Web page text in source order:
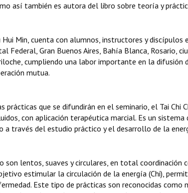
así también es autora del libro sobre teoría y
Hui Min, cuenta con alumnos, instructores y
Federal, Gran Buenos Aires, Bahía Blanca, Rosario,
cumpliendo una labor importante en la
mutua.
prácticas que se difundirán en el seminario, el Tai Chi
con aplicación terapéutica marcial. Es un
a través del estudio práctico y el desarrollo de la
son lentos, suaves y circulares, en total coordinación
estimular la circulación de la energía (Chi),
Este tipo de prácticas son reconocidas